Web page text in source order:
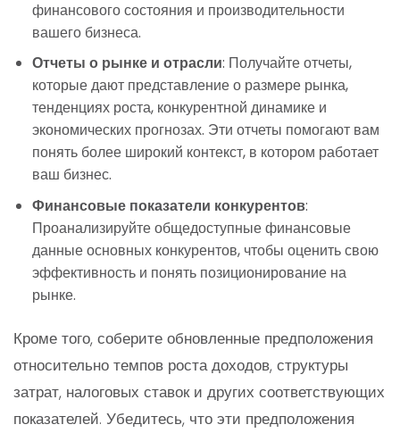
финансового состояния и производительности
вашего бизнеса.
Отчеты о рынке и отрасли: Получайте отчеты,
которые дают представление о размере рынка,
тенденциях роста, конкурентной динамике и
экономических прогнозах. Эти отчеты помогают вам
понять более широкий контекст, в котором работает
ваш бизнес.
Финансовые показатели конкурентов:
Проанализируйте общедоступные финансовые
данные основных конкурентов, чтобы оценить свою
эффективность и понять позиционирование на
рынке.
Кроме того, соберите обновленные предположения
относительно темпов роста доходов, структуры
затрат, налоговых ставок и других соответствующих
показателей. Убедитесь, что эти предположения